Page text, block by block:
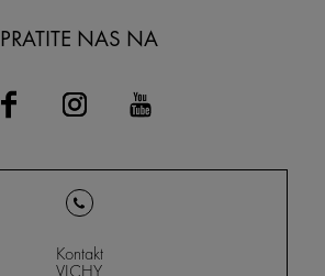
PRATITE NAS NA
Kontakt